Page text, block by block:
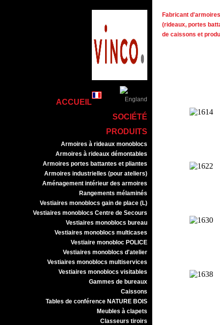
ACCUEIL
SOCIÉTÉ
PRODUITS
Armoires à rideaux monoblocs
Armoires à rideaux démontables
Armoires portes battantes et pliantes
Armoires industrielles (pour ateliers)
Aménagement intérieur des armoires
Rangements mélaminés
Vestiaires monoblocs gain de place (L)
Vestiaires monoblocs Centre de Secours
Vestiaires monoblocs bureau
Vestiaires monoblocs multicases
Vestiaire monobloc POLICE
Vestiaires monoblocs d'atelier
Vestiaires monoblocs multiservices
Vestiaires monoblocs visitables
Gammes de bureaux
Caissons
Tables de conférence NATURE BOIS
Meubles à clapets
Classeurs tiroirs
Fabricant
(rideaux, portes
de caissons et